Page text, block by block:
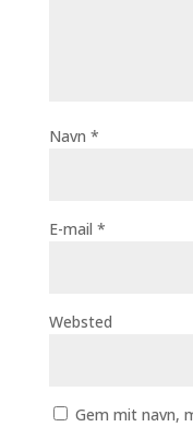
Navn *
E-mail *
Websted
Gem mit navn,